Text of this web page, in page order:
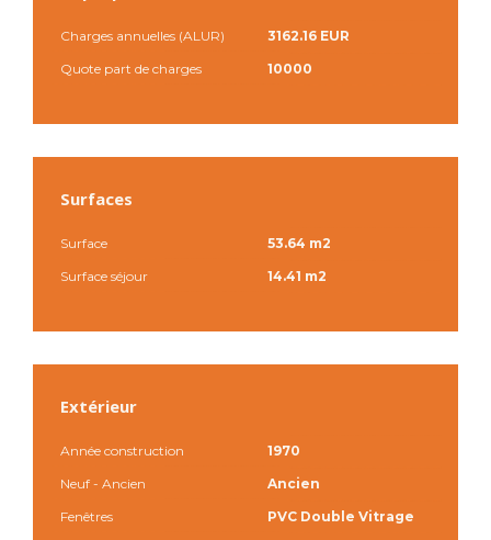
Charges annuelles (ALUR)
3162.16 EUR
Quote part de charges
10000
Surfaces
Surface
53.64 m2
Surface séjour
14.41 m2
Extérieur
Année construction
1970
Neuf - Ancien
Ancien
Fenêtres
PVC Double Vitrage